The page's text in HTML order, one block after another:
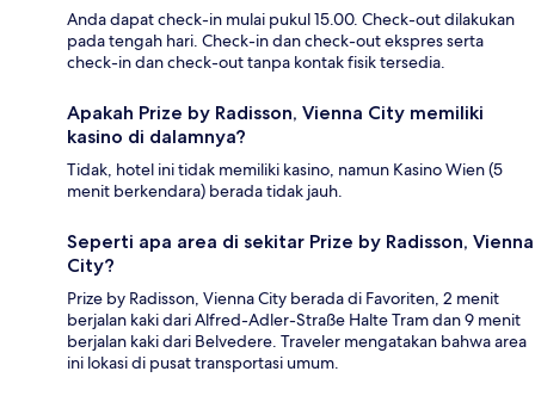
Anda dapat check-in mulai pukul 15.00. Check-out dilakukan
pada tengah hari. Check-in dan check-out ekspres serta
check-in dan check-out tanpa kontak fisik tersedia.
Apakah Prize by Radisson, Vienna City memiliki
kasino di dalamnya?
Tidak, hotel ini tidak memiliki kasino, namun Kasino Wien (5
menit berkendara) berada tidak jauh.
Seperti apa area di sekitar Prize by Radisson, Vienna
City?
Prize by Radisson, Vienna City berada di Favoriten, 2 menit
berjalan kaki dari Alfred-Adler-Straße Halte Tram dan 9 menit
berjalan kaki dari Belvedere. Traveler mengatakan bahwa area
ini lokasi di pusat transportasi umum.